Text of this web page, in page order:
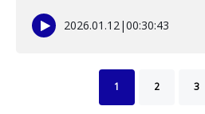
2026.01.12|00:30:43
1 2 3